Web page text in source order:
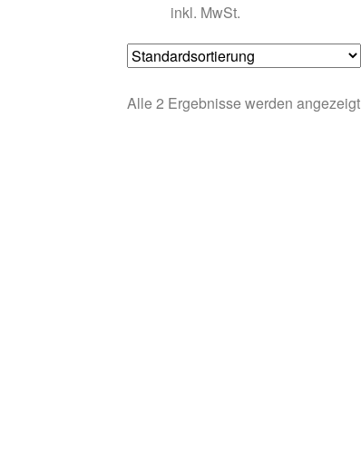
inkl. MwSt.
Alle 2 Ergebnisse werden angezeigt